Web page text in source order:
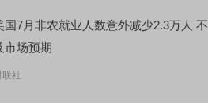
国7月非农就业人数意外减少2.3万人 不
市场预期
联社